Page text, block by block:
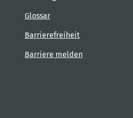
Glossar
Barrierefreiheit
Barriere melden